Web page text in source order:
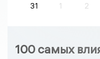
31
1 2
100 самых